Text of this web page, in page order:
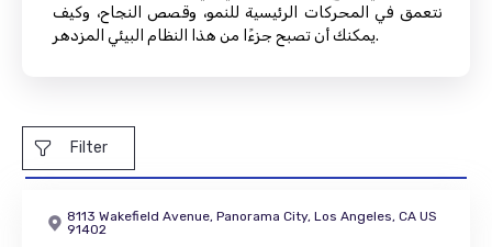
نتعمق في المحركات الرئيسية للنمو، وقصص النجاح، وكيف
يمكنك أن تصبح جزءًا من هذا النظام البيئي المزدهر.
Filter
8113 Wakefield Avenue, Panorama City, Los Angeles, CA US
91402